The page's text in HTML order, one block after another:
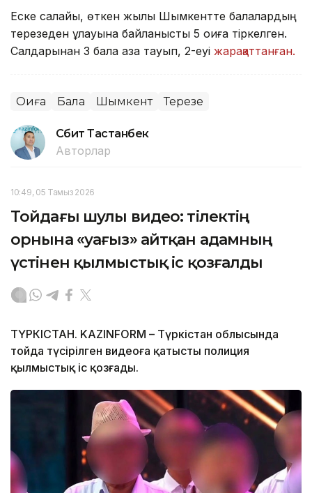
Еске салайық, өткен жылы Шымкентте балалардың
терезеден құлауына байланысты 5 оқиға тіркелген.
Салдарынан 3 бала қаза тауып, 2-еуі жарақаттанған.
Оқиға Бала Шымкент Терезе
Сәбит Тастанбек
Авторлар
10:49, 05 Тамыз 2026
Тойдағы шулы видео: тілектің
орнына «уағыз» айтқан адамның
үстінен қылмыстық іс қозғалды
ТҮРКІСТАН. KAZINFORM – Түркістан облысында
тойда түсірілген видеоға қатысты полиция
қылмыстық іс қозғады.